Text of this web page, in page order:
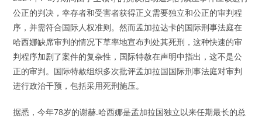
公正的判决，幸存者和受害者获得正义需要独立和公正的审判程
序，并需符合国际人权准则。然而孟加拉达卡的国际刑事法庭在
哈西娜缺席审判的情况下草率地宣布判处其死刑，这种快速的审
判程序加剧了案件的复杂性，国际特赦在声明中指出，这不是公
正的审判。国际特赦组织多次批评孟加拉国国际刑事法庭对审判
进行政治干预，包括采用死刑施压。
据悉，今年78岁的谢赫.哈西娜是孟加拉国独立以来任期最长的总